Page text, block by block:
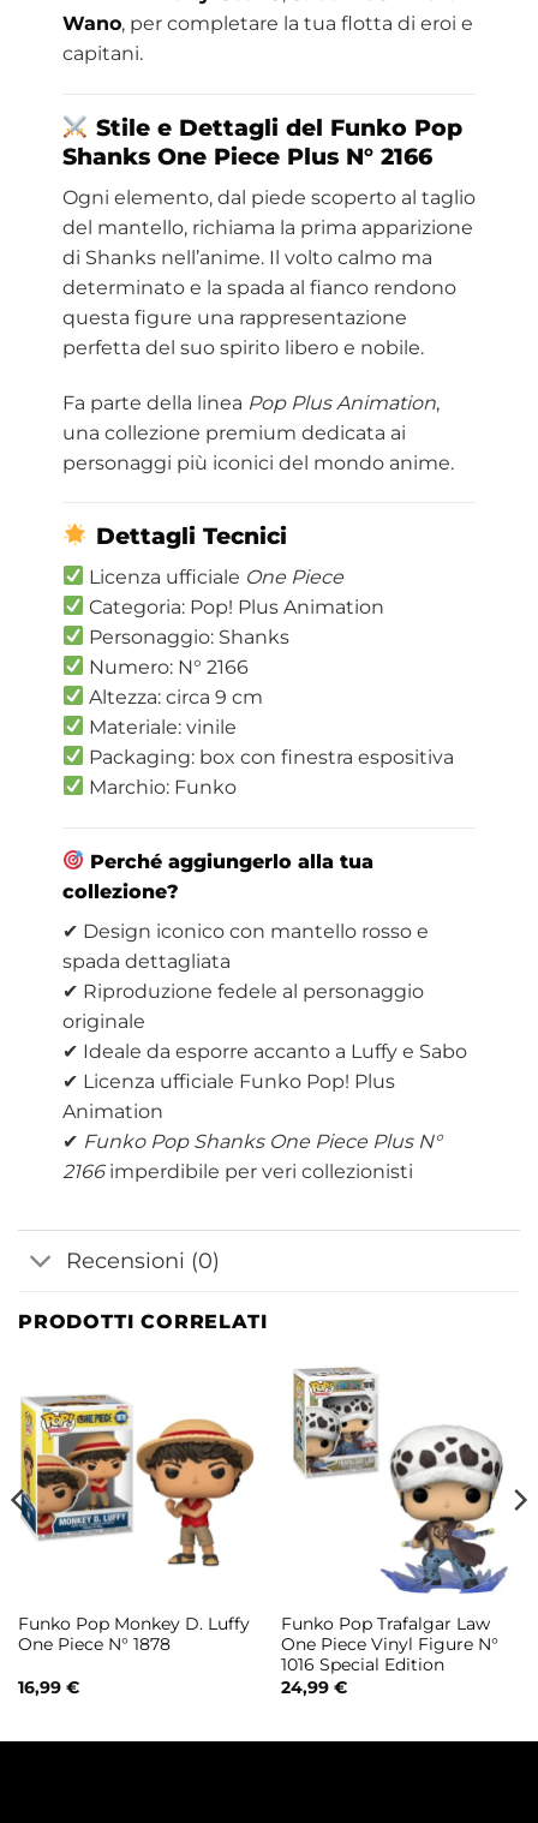
Wano, per completare la tua flotta di eroi e
capitani.
Stile e Dettagli del Funko Pop
Shanks One PiecePlus N° 2166
Ogni elemento, dal piede scoperto al taglio
del mantello, richiama la prima apparizione
di Shanks nell’anime. Il volto calmo ma
determinato e la spada al fianco rendono
questa figure una rappresentazione
perfetta del suo spirito libero e nobile.
Fa parte della linea Pop Plus Animation,
una collezione premium dedicata ai
personaggi più iconici del mondo anime.
Dettagli Tecnici
Licenza ufficiale One Piece
Categoria: Pop! Plus Animation
Personaggio: Shanks
Numero: N° 2166
Altezza: circa 9 cm
Materiale: vinile
Packaging: box con finestra espositiva
Marchio: Funko
Perché aggiungerlo alla tua
collezione?
✔ Design iconico con mantello rosso e
spada dettagliata
✔ Riproduzione fedele al personaggio
originale
✔ Ideale da esporre accanto a Luffy e Sabo
✔ Licenza ufficiale Funko Pop! Plus
Animation
✔ Funko Pop Shanks One Piece Plus N°
2166imperdibile per veri collezionisti
Recensioni (0)
PRODOTTI CORRELATI
Funko Pop Monkey D. Luffy
One Piece N° 1878
16,99 €
Funko Pop Trafalgar Law
One Piece Vinyl Figure N°
1016 Special Edition
24,99 €